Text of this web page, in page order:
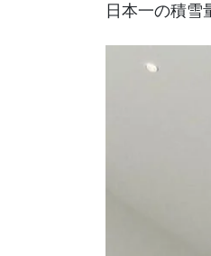
日本一の積雪